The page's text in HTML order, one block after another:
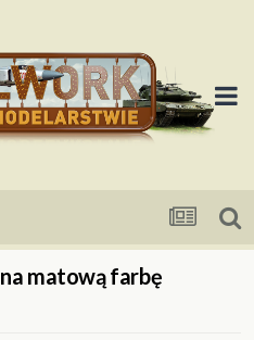
matową farbę